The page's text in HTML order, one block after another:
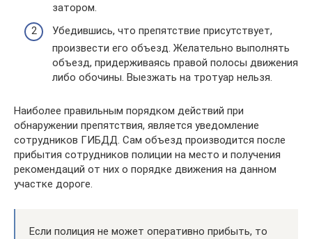
затором.
Убедившись, что препятствие присутствует,
произвести его объезд. Желательно выполнять
объезд, придерживаясь правой полосы движения
либо обочины. Выезжать на тротуар нельзя.
Наиболее правильным порядком действий при
обнаружении препятствия, является уведомление
сотрудников ГИБДД. Сам объезд производится после
прибытия сотрудников полиции на место и получения
рекомендаций от них о порядке движения на данном
участке дороге.
Если полиция не может оперативно прибыть, то